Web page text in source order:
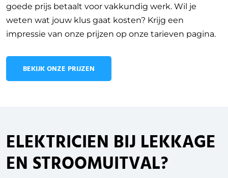
goede prijs betaalt voor vakkundig werk. Wil je
weten wat jouw klus gaat kosten? Krijg een
impressie van onze prijzen op onze tarieven pagina.
BEKIJK ONZE PRIJZEN
ELEKTRICIEN BIJ LEKKAGE
EN STROOMUITVAL?